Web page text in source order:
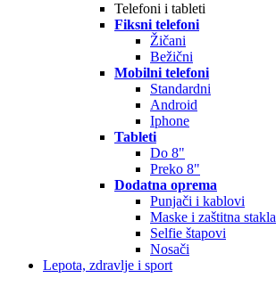
Telefoni i tableti
Fiksni telefoni
Žičani
Bežični
Mobilni telefoni
Standardni
Android
Iphone
Tableti
Do 8"
Preko 8"
Dodatna oprema
Punjači i kablovi
Maske i zaštitna stakla
Selfie štapovi
Nosači
Lepota, zdravlje i sport